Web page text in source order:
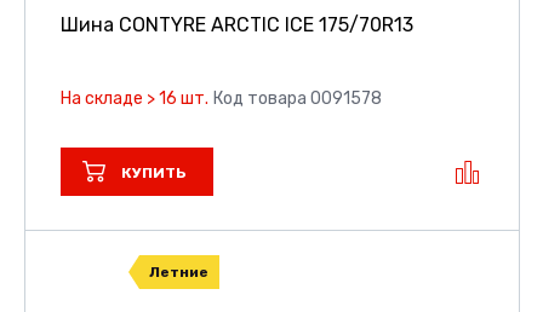
Шина CONTYRE ARCTIC ICE 175/70R13
На складе > 16 шт. Код товара 0091578
КУПИТЬ
Летние